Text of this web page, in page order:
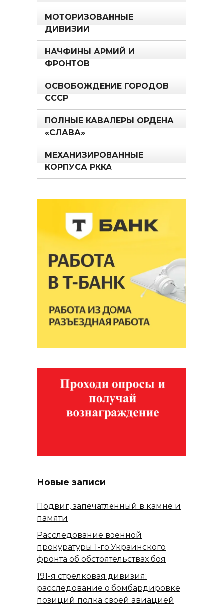
МОТОРИЗОВАННЫЕ
ДИВИЗИИ
НАЧФИНЫ АРМИЙ И
ФРОНТОВ
ОСВОБОЖДЕНИЕ ГОРОДОВ
СССР
ПОЛНЫЕ КАВАЛЕРЫ ОРДЕНА
«СЛАВА»
МЕХАНИЗИРОВАННЫЕ
КОРПУСА РККА
Новые записи
Подвиг, запечатлённый в камне и
памяти
Расследование военной
прокуратуры 1-го Украинского
фронта об обстоятельствах боя
191-я стрелковая дивизия:
расследование о бомбардировке
позиций полка своей авиацией